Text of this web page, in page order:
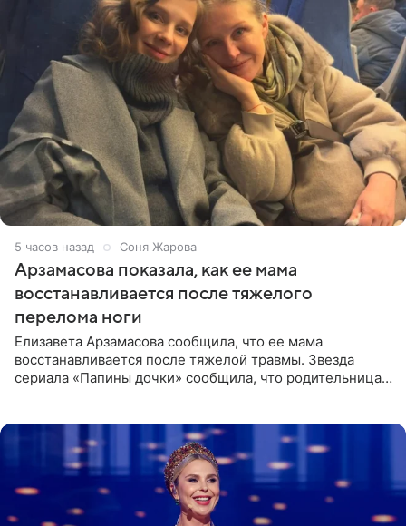
5 часов назад Соня Жарова
Арзамасова показала, как ее мама
восстанавливается после тяжелого
перелома ноги
Елизавета Арзамасова сообщила, что ее мама
восстанавливается после тяжелой травмы. Звезда
сериала «Папины дочки» сообщила, что родительница